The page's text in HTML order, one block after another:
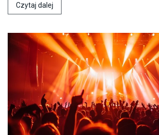
Czytaj dalej